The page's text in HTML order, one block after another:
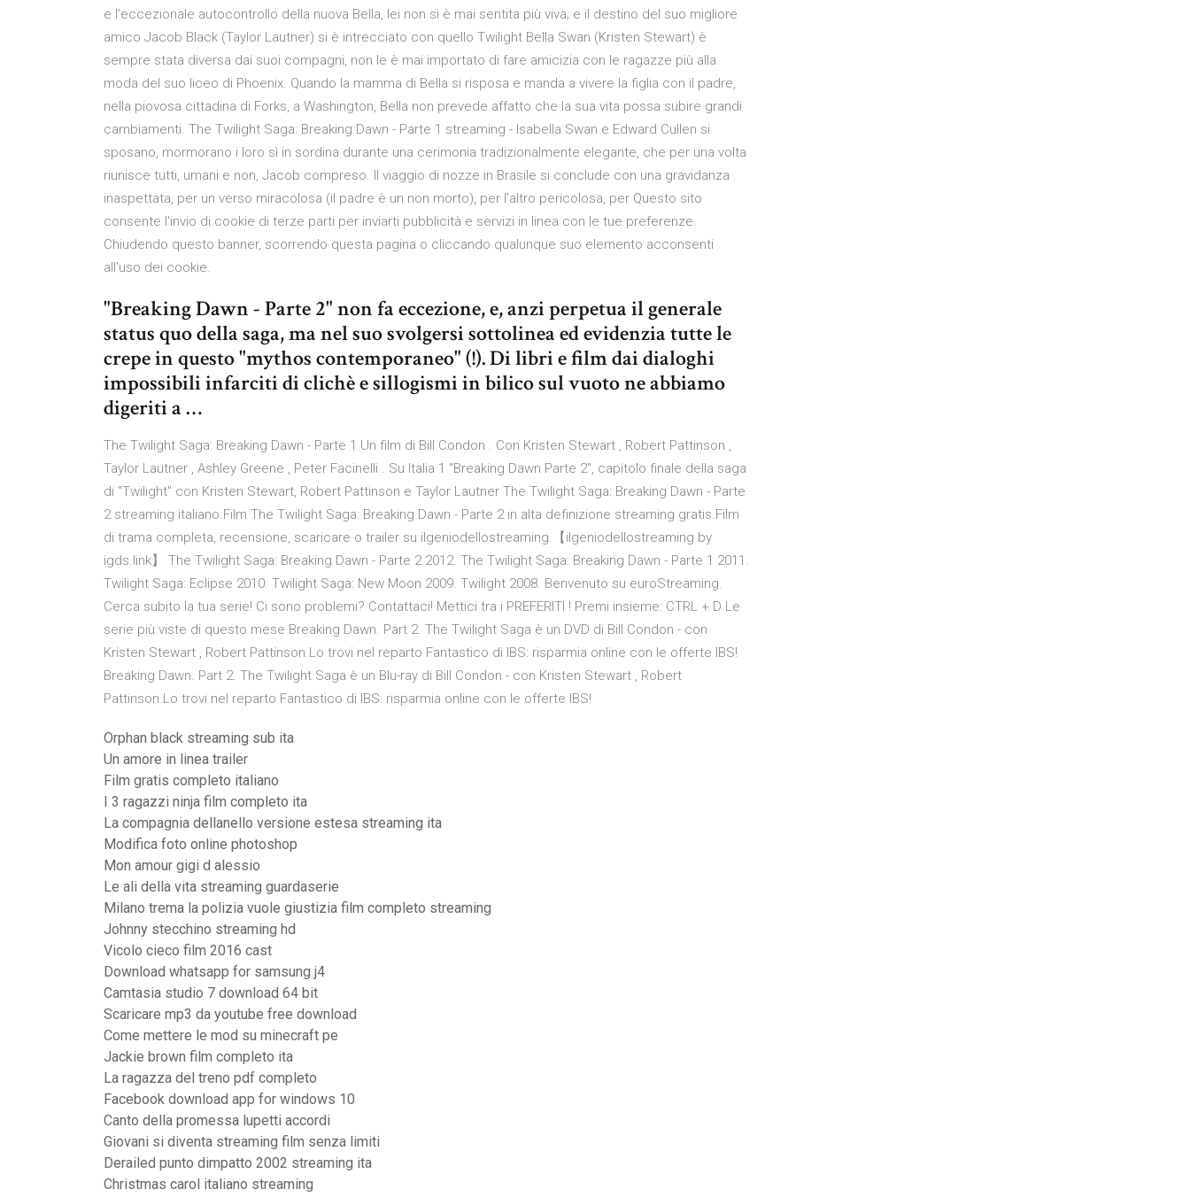
e l’eccezionale autocontrollo della nuova Bella, lei non si è mai sentita più viva; e il destino del suo migliore
amico Jacob Black (Taylor Lautner) si è intrecciato con quello Twilight Bella Swan (Kristen Stewart) è
sempre stata diversa dai suoi compagni, non le è mai importato di fare amicizia con le ragazze più alla
moda del suo liceo di Phoenix. Quando la mamma di Bella si risposa e manda a vivere la figlia con il padre,
nella piovosa cittadina di Forks, a Washington, Bella non prevede affatto che la sua vita possa subire grandi
cambiamenti. The Twilight Saga: Breaking Dawn - Parte 1 streaming - Isabella Swan e Edward Cullen si
sposano, mormorano i loro sì in sordina durante una cerimonia tradizionalmente elegante, che per una volta
riunisce tutti, umani e non, Jacob compreso. Il viaggio di nozze in Brasile si conclude con una gravidanza
inaspettata, per un verso miracolosa (il padre è un non morto), per l'altro pericolosa, per Questo sito
consente l'invio di cookie di terze parti per inviarti pubblicità e servizi in linea con le tue preferenze.
Chiudendo questo banner, scorrendo questa pagina o cliccando qualunque suo elemento acconsenti
all'uso dei cookie.
"Breaking Dawn - Parte 2" non fa eccezione, e, anzi perpetua il generale
status quo della saga, ma nel suo svolgersi sottolinea ed evidenzia tutte le
crepe in questo "mythos contemporaneo" (!). Di libri e film dai dialoghi
impossibili infarciti di clichè e sillogismi in bilico sul vuoto ne abbiamo
digeriti a …
The Twilight Saga: Breaking Dawn - Parte 1 Un film di Bill Condon . Con Kristen Stewart , Robert Pattinson ,
Taylor Lautner , Ashley Greene , Peter Facinelli . Su Italia 1 "Breaking Dawn Parte 2", capitolo finale della saga
di "Twilight" con Kristen Stewart, Robert Pattinson e Taylor Lautner The Twilight Saga: Breaking Dawn - Parte
2 streaming italiano.Film The Twilight Saga: Breaking Dawn - Parte 2 in alta definizione streaming gratis.Film
di trama completa, recensione, scaricare o trailer su ilgeniodellostreaming.【ilgeniodellostreaming by
igds.link】 The Twilight Saga: Breaking Dawn - Parte 2 2012. The Twilight Saga: Breaking Dawn - Parte 1 2011.
Twilight Saga: Eclipse 2010. Twilight Saga: New Moon 2009. Twilight 2008. Benvenuto su euroStreaming.
Cerca subito la tua serie! Ci sono problemi? Contattaci! Mettici tra i PREFERITI ! Premi insieme: CTRL + D Le
serie più viste di questo mese Breaking Dawn. Part 2. The Twilight Saga è un DVD di Bill Condon - con
Kristen Stewart , Robert Pattinson.Lo trovi nel reparto Fantastico di IBS: risparmia online con le offerte IBS!
Breaking Dawn. Part 2. The Twilight Saga è un Blu-ray di Bill Condon - con Kristen Stewart , Robert
Pattinson.Lo trovi nel reparto Fantastico di IBS: risparmia online con le offerte IBS!
Orphan black streaming sub ita
Un amore in linea trailer
Film gratis completo italiano
I 3 ragazzi ninja film completo ita
La compagnia dellanello versione estesa streaming ita
Modifica foto online photoshop
Mon amour gigi d alessio
Le ali della vita streaming guardaserie
Milano trema la polizia vuole giustizia film completo streaming
Johnny stecchino streaming hd
Vicolo cieco film 2016 cast
Download whatsapp for samsung j4
Camtasia studio 7 download 64 bit
Scaricare mp3 da youtube free download
Come mettere le mod su minecraft pe
Jackie brown film completo ita
La ragazza del treno pdf completo
Facebook download app for windows 10
Canto della promessa lupetti accordi
Giovani si diventa streaming film senza limiti
Derailed punto dimpatto 2002 streaming ita
Christmas carol italiano streaming